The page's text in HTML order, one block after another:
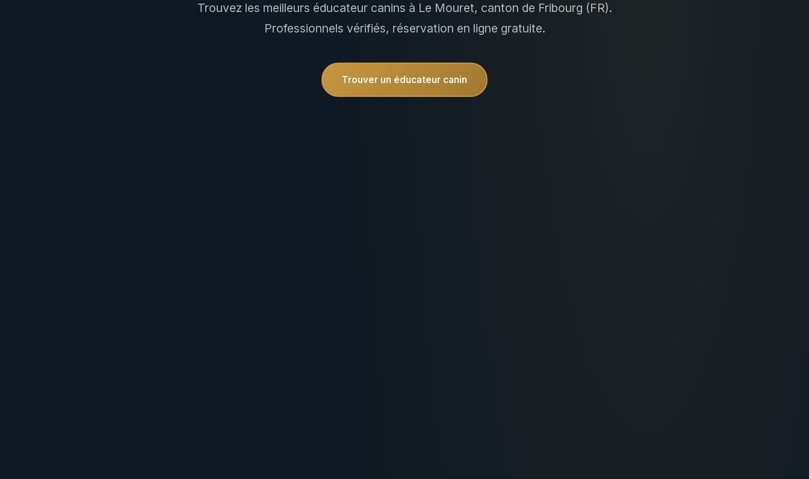
Trouvez les meilleurs éducateur canins à Le Mouret, canton de Fribourg (FR).
Professionnels vérifiés, réservation en ligne gratuite.
Trouver un éducateur canin